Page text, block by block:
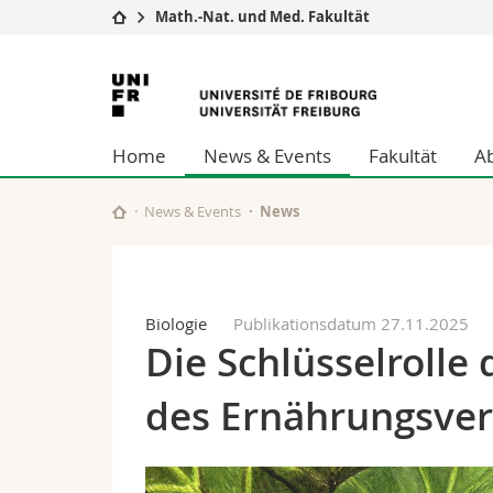
Universität
Studium
Forschung
Universität
Weiterbildung
Wirtschafts-
Philosophische
Math.-Nat. und Med. Fakultät
Universität
Freiburg
Home News & Events Fakultät
News & Events News
Biologie Publikationsdatum 27.11.2025
Die Schlüsselrolle
des